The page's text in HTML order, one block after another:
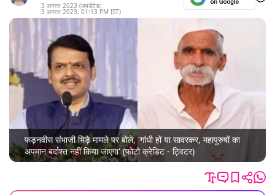
3 अगस्त 2023 (अपडेटेड:
3 अगस्त 2023, 01:13 PM IST)
फड़नवीस संभाजी भिड़े मामले पर बोले, 'गांधी हों या सावरकर, महापुरुषों का
अपमान बर्दाश्त नहीं किया जाएगा' (फोटो क्रेडिट - ट्विटर)